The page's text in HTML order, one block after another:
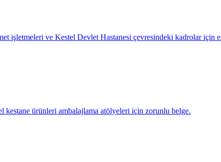
ve Kestel Devlet Hastanesi çevresindeki kadrolar için
kestane ürünleri ambalajlama atölyeleri için zorunlu belge.